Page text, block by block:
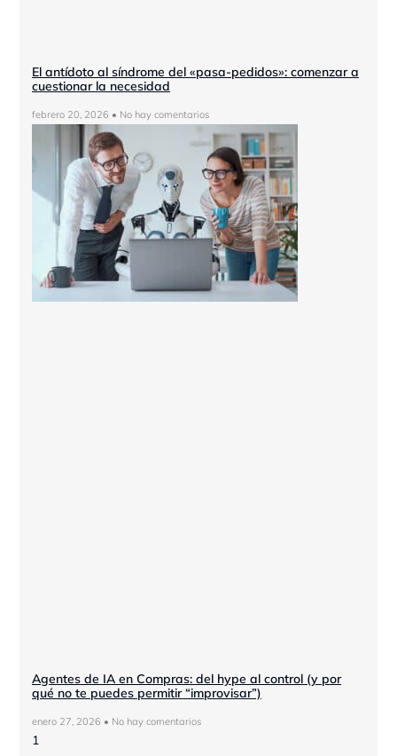
El antídoto al síndrome del «pasa-pedidos»: comenzar a
cuestionar la necesidad
febrero 20, 2026 No hay comentarios
Agentes de IA en Compras: del hype al control (y por
qué no te puedes permitir “improvisar”)
enero 27, 2026 No hay comentarios